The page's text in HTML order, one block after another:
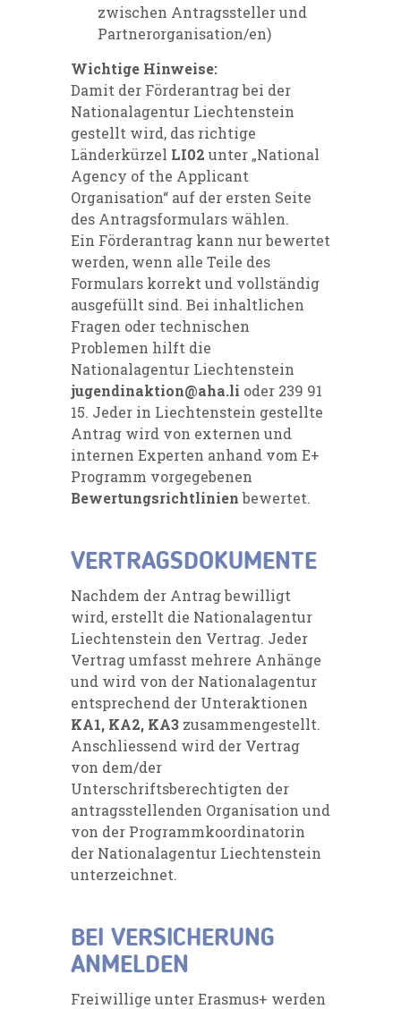
zwischen Antragssteller und
Partnerorganisation/en)
Wichtige Hinweise:
Damit der Förderantrag bei der
Nationalagentur Liechtenstein
gestellt wird, das richtige
Länderkürzel LI02 unter „National
Agency of the Applicant
Organisation“ auf der ersten Seite
des Antragsformulars wählen.
Ein Förderantrag kann nur bewertet
werden, wenn alle Teile des
Formulars korrekt und vollständig
ausgefüllt sind. Bei inhaltlichen
Fragen oder technischen
Problemen hilft die
Nationalagentur Liechtenstein
jugendinaktion@aha.li oder 239 91
15. Jeder in Liechtenstein gestellte
Antrag wird von externen und
internen Experten anhand vom E+
Programm vorgegebenen
Bewertungsrichtlinienbewertet.
VERTRAGSDOKUMENTE
Nachdem der Antrag bewilligt
wird, erstellt die Nationalagentur
Liechtenstein den Vertrag. Jeder
Vertrag umfasst mehrere Anhänge
und wird von der Nationalagentur
entsprechend der Unteraktionen
KA1, KA2, KA3 zusammengestellt.
Anschliessend wird der Vertrag
von dem/der
Unterschriftsberechtigten der
antragsstellenden Organisation und
von der Programmkoordinatorin
der Nationalagentur Liechtenstein
unterzeichnet.
BEI VERSICHERUNG
ANMELDEN
Freiwillige unter Erasmus+ werden